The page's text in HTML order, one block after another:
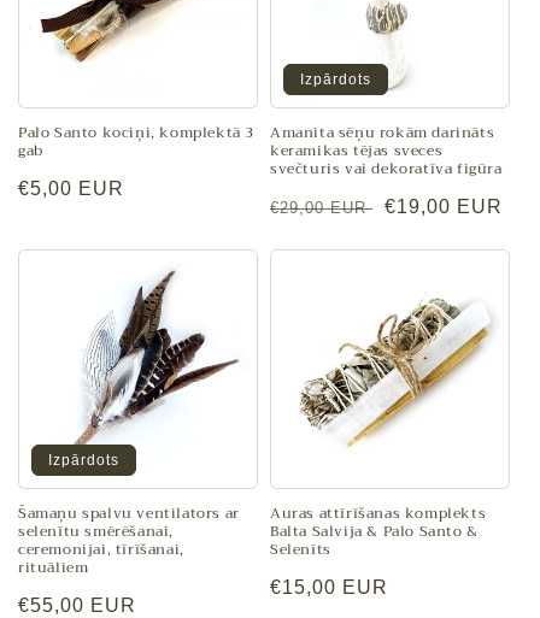
Palo Santo kociņi, komplektā 3
gab
Parastā
€5,00 EUR
Izpārdots
Amanita sēņu rokām darināts
keramikas tējas sveces
svečturis vai dekoratīva figūra
Parastā
€29,00 EUR
Pārdošanas
€19,00 EUR
Izpārdots
Šamaņu spalvu ventilators ar
selenītu smērēšanai,
ceremonijai, tīrīšanai,
rituāliem
Parastā
€55,00 EUR
Auras attīrīšanas komplekts
Balta Salvija & Palo Santo &
Selenīts
Parastā
€15,00 EUR